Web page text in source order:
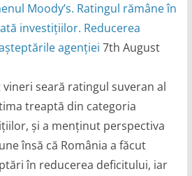
Moody’s. Ratingul rămâne în
investițiilor. Reducerea
agenției 7th August
vineri seară ratingul suveran al
treaptă din categoria
și a menținut perspectiva
însă că România a făcut
în reducerea deficitului, iar